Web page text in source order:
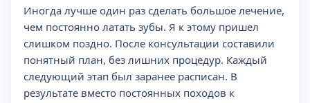
Иногда лучше один раз сделать большое лечение,
чем постоянно латать зубы. Я к этому пришел
слишком поздно. После консультации составили
понятный план, без лишних процедур. Каждый
следующий этап был заранее расписан. В
результате вместо постоянных походов к